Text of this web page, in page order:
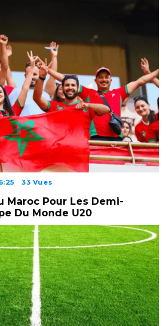
33 Vues
Maroc Pour Les Demi-
Du Monde U20